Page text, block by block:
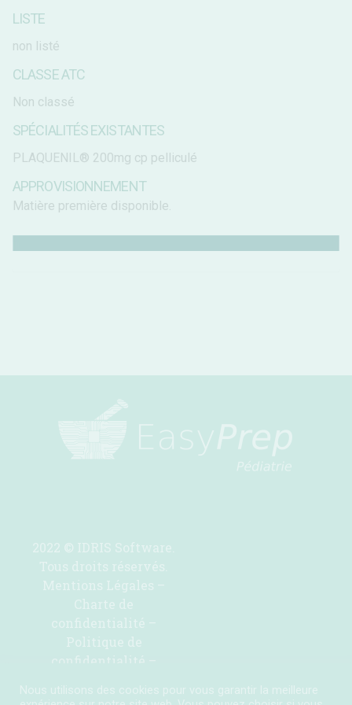
LISTE
non listé
CLASSE ATC
Non classé
SPÉCIALITÉS EXISTANTES
PLAQUENIL® 200mg cp pelliculé
APPROVISIONNEMENT
Matière première disponible.
2022 © IDRIS Software.
Tous droits réservés.
Mentions Légales –
Charte de
confidentialité –
Politique de
confidentialité
ajouter une molécule
Nous utilisons des cookies pour vous garantir la meilleure